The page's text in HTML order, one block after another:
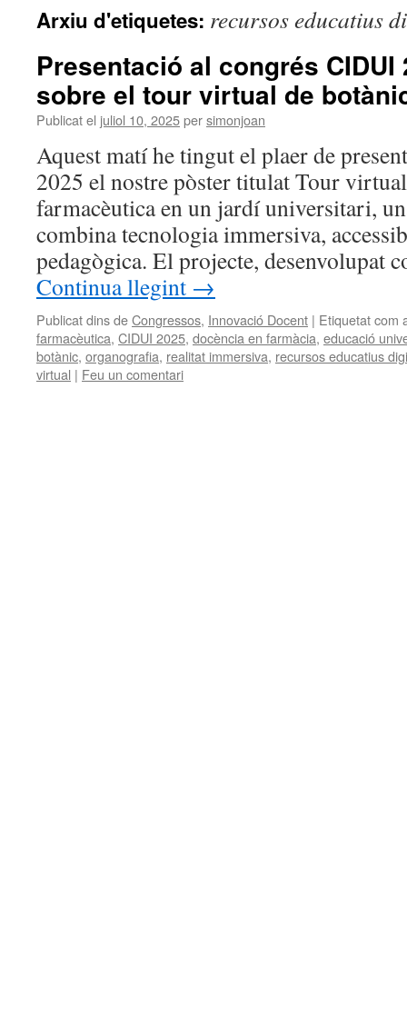
Arxiu d'etiquetes: recursos educatius
Presentació al congrés
sobre el tour virtual de
Publicat el juliol 10, 2025persimonjoan
Aquest matí he tingut el plaer de
2025 el nostre pòster titulat Tour
farmacèutica en un jardí universitari,
combina tecnologia immersiva,
pedagògica. El projecte, desenvolupat
Continua llegint →
Publicat dins deCongressos, Innovació Docent | Etiquetat com
farmacèutica, CIDUI 2025, docència en farmàcia, educació
botànic, organografia, realitat immersiva, recursos educatius
virtual | Feu un comentari